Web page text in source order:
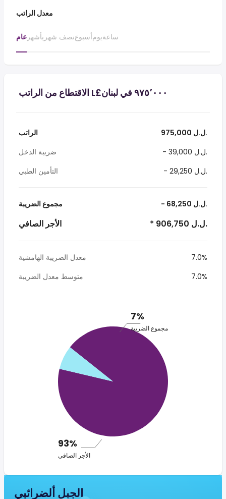
معدل الراتب
عام شهرنصف شهرياًأسبوعيومساعة
الراتب
975,000 ل.ل.‎
ضريبة الدخل
- 39,000 ل.ل.‎
التأمين الطبي
- 29,250 ل.ل.‎
مجموع الضريبة - 68,250 ل.ل.‎
الأجر الصافي * 906,750 ل.ل.‎
معدل الضريبة الهامشية
7.0%
متوسط معدل الضريبة
7.0%
7%
مجموع الضريبة
93%
الأجر الصافي
الجبل ألضرائبي